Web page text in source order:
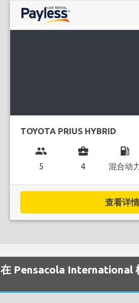
TOYOTA PRIUS HYBRID
group
5
business_center
4
local_gas_station
混合动
查看详
在 Pensacola International